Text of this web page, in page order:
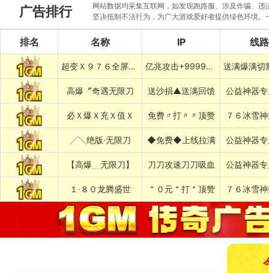
广告排行
网站数据均采集互联网，如发现跑路服、涉及诈骗、
坚决抵制不法行为，为广大游戏爱好者提供绿色环境
排名 名称 IP 线路
超变Ｘ９７６全屏乱炸神技 亿兆攻击+999999%吸血专属
高爆〞奇遇无限刀 送沙捐▲送满回馈 公益神器
必Ｘ爆Ｘ充Ｘ值Ｘ 免费〃打〃〃顶赞 ７６冰雪
╱╲绝版·无限刀 ◆免费◆上线拉满 公益神器
【高爆﹍无限刀】 刀刀攻速刀刀吸血 公益神器
１·８０龙腾盛世 ＂０元＂打＂顶赞 ７６冰雪